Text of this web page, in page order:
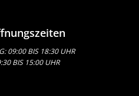
09:00 BIS 18:30 UHR
BIS 15:00 UHR